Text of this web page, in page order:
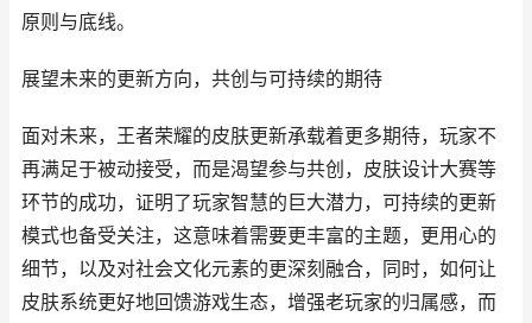
原则与底线。
展望未来的更新方向，共创与可持续的期待
面对未来，王者荣耀的皮肤更新承载着更多期待，玩家不
再满足于被动接受，而是渴望参与共创，皮肤设计大赛等
环节的成功，证明了玩家智慧的巨大潜力，可持续的更新
模式也备受关注，这意味着需要更丰富的主题，更用心的
细节，以及对社会文化元素的更深刻融合，同时，如何让
皮肤系统更好地回馈游戏生态，增强老玩家的归属感，而